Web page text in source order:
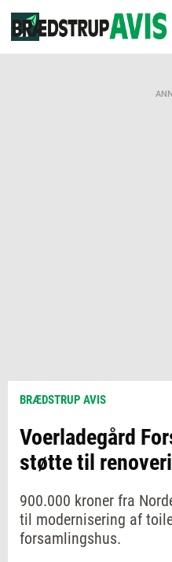
BRÆDSTRUP AVIS
Voerladegård
støtte til
900.000 kroner fra
til modernisering af
forsamlingshus.